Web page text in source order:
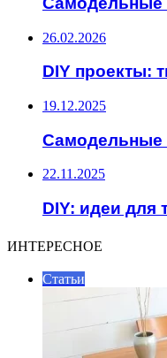
26.02.2026
DIY проекты:
19.12.2025
Самодельные
22.11.2025
DIY: идеи для
ИНТЕРЕСНОЕ
Статьи